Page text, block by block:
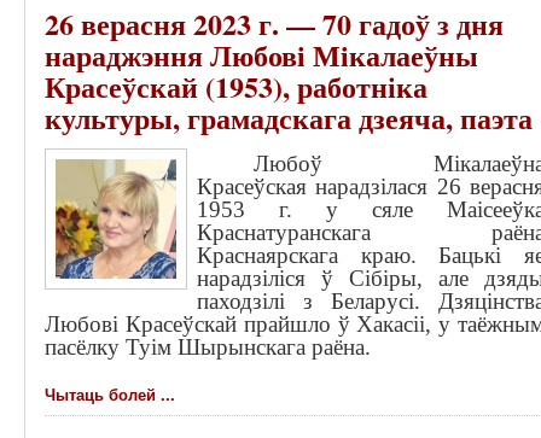
26 верасня 2023 г. — 70 гадоў з дня
нараджэння Любовi Мiкалаеўны
Красеўскай (1953), работніка
культуры, грамадскага дзеяча, паэта
Любоў
Красеўская нарадзiлася 26
1953 г. у сяле
Краснатуранскага
Краснаярскага краю. Бацькi
нарадзiлiся ў Сiбiры, але
паходзiлi з Беларусi.
Любовi Красеўскай прайшло ў Хакасіі, у
пасёлку Туім Шырынскага раёна.
Чытаць болей ...